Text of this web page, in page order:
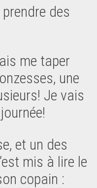
des
me taper
une
Je vais
et un des
mis à lire le
copain :